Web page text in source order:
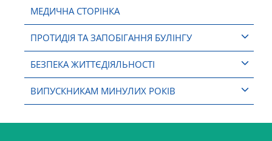
МЕДИЧНА СТОРІНКА
ПРОТИДІЯ ТА ЗАПОБІГАННЯ БУЛІНГУ
БЕЗПЕКА ЖИТТЄДІЯЛЬНОСТІ
ВИПУСКНИКАМ МИНУЛИХ РОКІВ